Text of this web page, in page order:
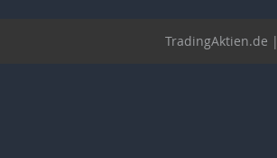
TradingAktien.de |